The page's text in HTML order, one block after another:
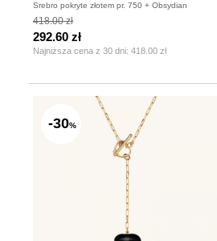
Srebro pokryte złotem pr. 750 + Obsydian
418.00 zł
Najniższa cena z 30 dni: 418.00 zł
292.60 zł
-30%